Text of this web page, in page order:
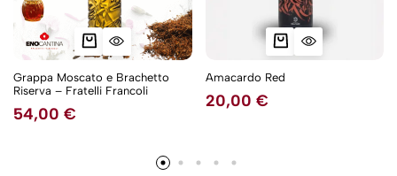
Grappa Moscato e Brachetto
Riserva – Fratelli Francoli
54,00 €
Amacardo Red
20,00 €